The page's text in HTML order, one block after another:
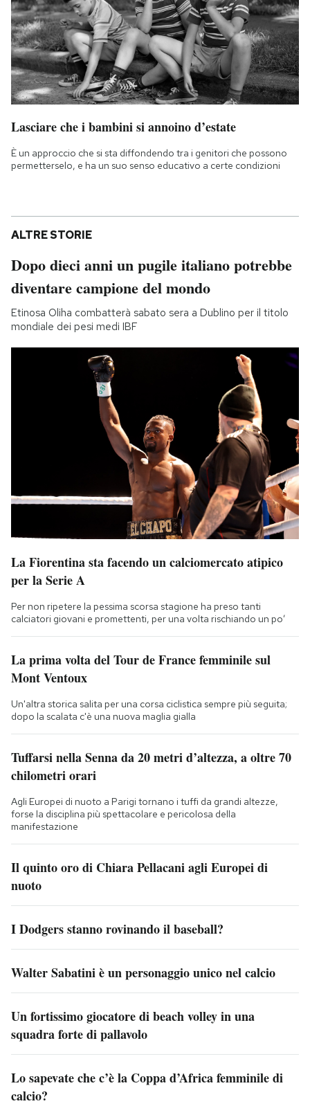
Lasciare che i bambini si annoino d’estate
È un approccio che si sta diffondendo tra i genitori che possono
permetterselo, e ha un suo senso educativo a certe condizioni
ALTRE STORIE
Dopo dieci anni un pugile italiano potrebbe
diventare campione del mondo
Etinosa Oliha combatterà sabato sera a Dublino per il titolo
mondiale dei pesi medi IBF
La Fiorentina sta facendo un calciomercato atipico
per la Serie A
Per non ripetere la pessima scorsa stagione ha preso tanti
calciatori giovani e promettenti, per una volta rischiando un po’
La prima volta del Tour de France femminile sul
Mont Ventoux
Un'altra storica salita per una corsa ciclistica sempre più seguita;
dopo la scalata c'è una nuova maglia gialla
Tuffarsi nella Senna da 20 metri d’altezza, a oltre 70
chilometri orari
Agli Europei di nuoto a Parigi tornano i tuffi da grandi altezze,
forse la disciplina più spettacolare e pericolosa della
manifestazione
Il quinto oro di Chiara Pellacani agli Europei di
nuoto
I Dodgers stanno rovinando il baseball?
Walter Sabatini è un personaggio unico nel calcio
Un fortissimo giocatore di beach volley in una
squadra forte di pallavolo
Lo sapevate che c’è la Coppa d’Africa femminile di
calcio?